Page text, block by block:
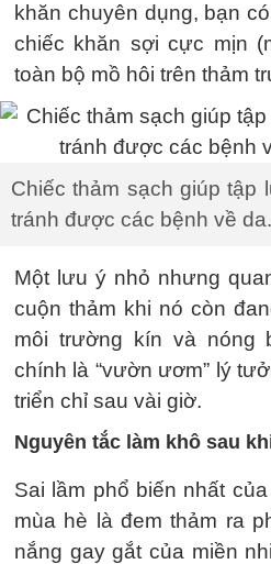
khăn chuyên dụng, bạn
chiếc khăn sợi cực mịn
toàn bộ mồ hôi trên thảm
Chiếc thảm sạch giúp tập
tránh được các bệnh về
Một lưu ý nhỏ nhưng
cuộn thảm khi nó còn
môi trường kín và nóng
chính là “vườn ươm” lý
triển chỉ sau vài giờ.
Nguyên tắc làm khô sau
Sai lầm phổ biến nhất
mùa hè là đem thảm ra
nắng gay gắt của miền